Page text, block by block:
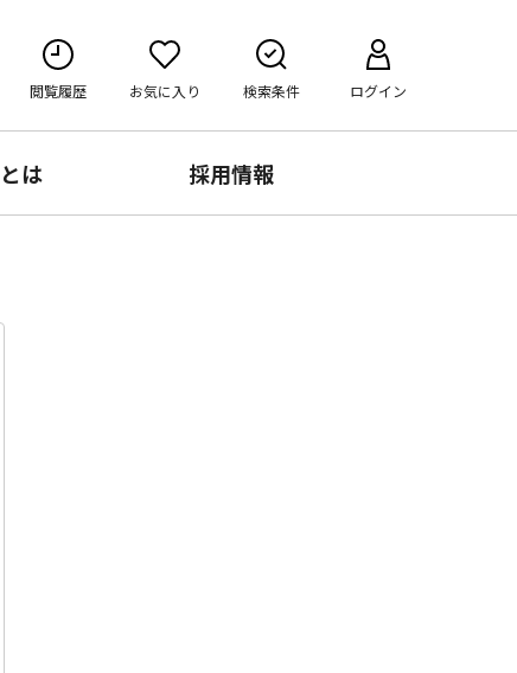
閲覧履歴 お気に入り 検索条件 ログイン
とは 採用情報